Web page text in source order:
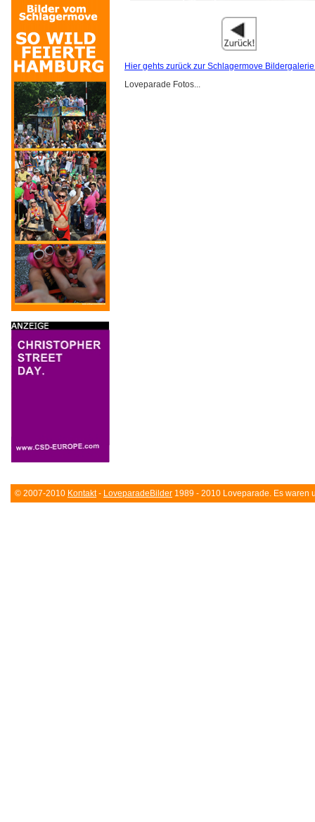
Hier gehts zurück zur Schlagermove
Loveparade Fotos...
© 2007-2010 Kontakt- LoveparadeBilder 1989 - 2010 Loveparade. Es waren